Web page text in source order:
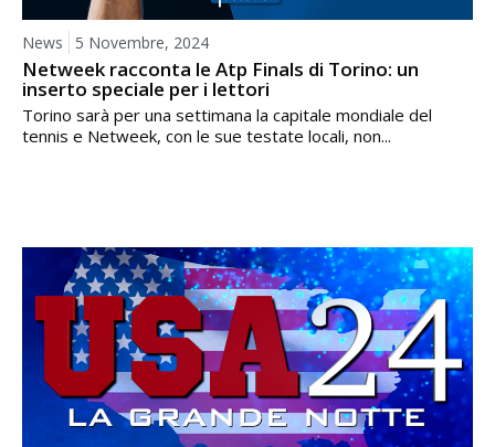
News 5 Novembre, 2024
Netweek racconta le Atp Finals di Torino: un
inserto speciale per i lettori
Torino sarà per una settimana la capitale mondiale del
tennis e Netweek, con le sue testate locali, non...